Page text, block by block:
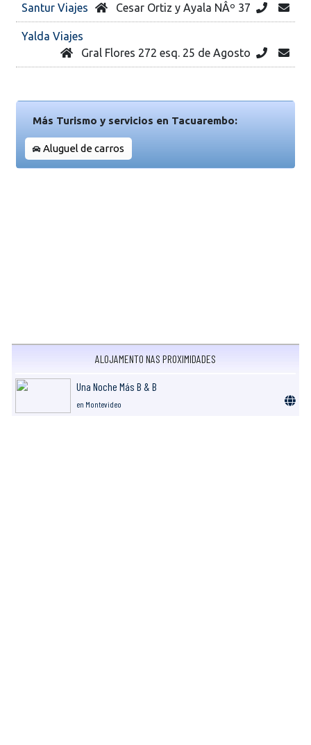
Santur Viajes Cesar Ortiz y Ayala NÂº 37
Yalda Viajes
Gral Flores 272 esq. 25 de Agosto
Más Turismo y servicios en Tacuarembo:
Aluguel de carros
ALOJAMENTO NAS PROXIMIDADES
Una Noche Más B & B
en Montevideo